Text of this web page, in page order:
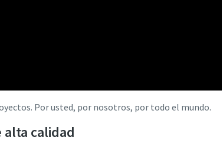
Por usted, por nosotros, por todo el mundo.
alta calidad